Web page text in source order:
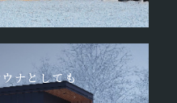
ナとしても